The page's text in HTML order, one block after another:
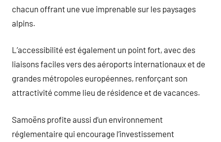
chacun offrant une vue imprenable sur les paysages
alpins.
L’accessibilité est également un point fort, avec des
liaisons faciles vers des aéroports internationaux et de
grandes métropoles européennes, renforçant son
attractivité comme lieu de résidence et de vacances.
Samoëns profite aussi d’un environnement
réglementaire qui encourage l’investissement